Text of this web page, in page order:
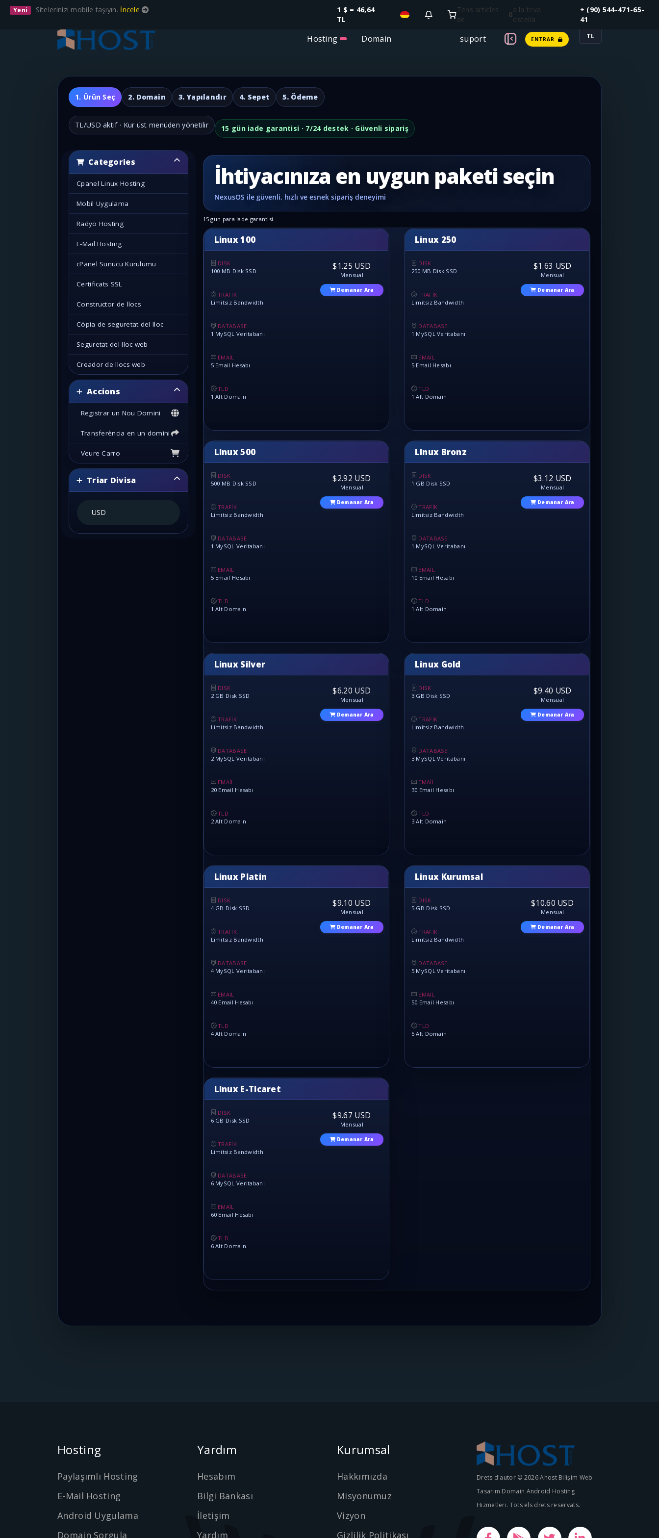
Yeni Sitelerinizi mobile taşıyın. İncele
1 $ = 46,64
TL
Tens articles
de
0
a la teva
cistella
+ (90) 544-471-65-
41
Hosting Domain suport ENTRAR TL
1. Ürün Seç 2. Domain 3. Yapılandır 4. Sepet 5. Ödeme
TL/USD aktif · Kur üst menüden yönetilir 15 gün iade garantisi · 7/24 destek · Güvenli sipariş
Categories
Cpanel Linux Hosting
Mobil Uygulama
Radyo Hosting
E-Mail Hosting
cPanel Sunucu Kurulumu
Certificats SSL
Constructor de llocs
Còpia de seguretat del lloc
Seguretat del lloc web
Creador de llocs web
Accions
Registrar un Nou Domini
Transferència en un domini
Veure Carro
Triar Divisa
İhtiyacınıza en uygun paketi seçin
15 gün para iade garantisi
Linux 100
DISK
100 MB Disk SSD
TRAFİK
Limitsiz Bandwidth
DATABASE
1 MySQL Veritabanı
EMAİL
5 Email Hesabı
TLD
1 Alt Domain
$1.25 USD
Mensual
Demanar Ara
Linux 250
DISK
250 MB Disk SSD
TRAFİK
Limitsiz Bandwidth
DATABASE
1 MySQL Veritabanı
EMAİL
5 Email Hesabı
TLD
1 Alt Domain
$1.63 USD
Mensual
Demanar Ara
Linux 500
DISK
500 MB Disk SSD
TRAFİK
Limitsiz Bandwidth
DATABASE
1 MySQL Veritabanı
EMAİL
5 Email Hesabı
TLD
1 Alt Domain
$2.92 USD
Mensual
Demanar Ara
Linux Bronz
DISK
1 GB Disk SSD
TRAFİK
Limitsiz Bandwidth
DATABASE
1 MySQL Veritabanı
EMAİL
10 Email Hesabı
TLD
1 Alt Domain
$3.12 USD
Mensual
Demanar Ara
Linux Silver
DISK
2 GB Disk SSD
TRAFİK
Limitsiz Bandwidth
DATABASE
2 MySQL Veritabanı
EMAİL
20 Email Hesabı
TLD
2 Alt Domain
$6.20 USD
Mensual
Demanar Ara
Linux Gold
DISK
3 GB Disk SSD
TRAFİK
Limitsiz Bandwidth
DATABASE
3 MySQL Veritabanı
EMAİL
30 Email Hesabı
TLD
3 Alt Domain
$9.40 USD
Mensual
Demanar Ara
Linux Platin
DISK
4 GB Disk SSD
TRAFİK
Limitsiz Bandwidth
DATABASE
4 MySQL Veritabanı
EMAİL
40 Email Hesabı
TLD
4 Alt Domain
$9.10 USD
Mensual
Demanar Ara
Linux Kurumsal
DISK
5 GB Disk SSD
TRAFİK
Limitsiz Bandwidth
DATABASE
5 MySQL Veritabanı
EMAİL
50 Email Hesabı
TLD
5 Alt Domain
$10.60 USD
Mensual
Demanar Ara
Linux E-Ticaret
DISK
6 GB Disk SSD
TRAFİK
Limitsiz Bandwidth
DATABASE
6 MySQL Veritabanı
EMAİL
60 Email Hesabı
TLD
6 Alt Domain
$9.67 USD
Mensual
Demanar Ara
Hosting
Paylaşımlı Hosting
E-Mail Hosting
Android Uygulama
Domain Sorgula
Yardım
Hesabım
Bilgi Bankası
İletişim
Yardım
Kurumsal
Hakkımızda
Misyonumuz
Vizyon
Gizlilik Politikası
Drets d'autor © 2026 Ahost Bilişim Web
Tasarım Domain Android Hosting
Hizmetleri. Tots els drets reservats.